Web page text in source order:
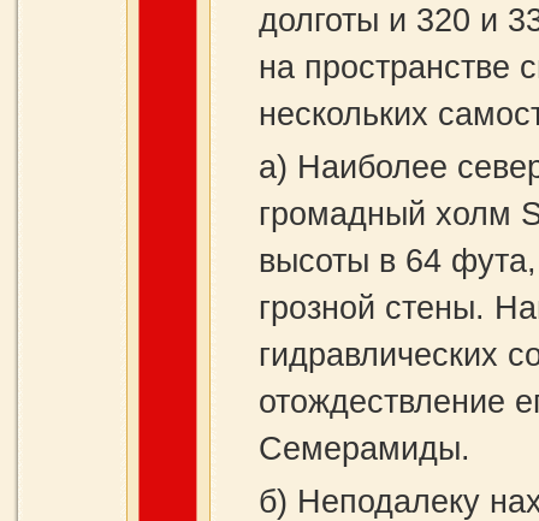
долготы и 320 и
на пространстве
нескольких
а) Наиболее
громадный холм
высоты в 64
грозной стены.
гидравлических
отождествление
Семерамиды.
б) Неподалеку